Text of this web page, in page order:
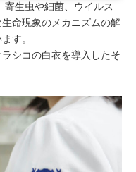
生虫や細菌、ウイルス
命現象のメカニズムの解
す。
シコの白衣を導入したそ